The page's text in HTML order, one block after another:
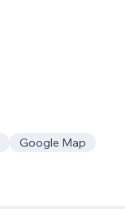
Google Map